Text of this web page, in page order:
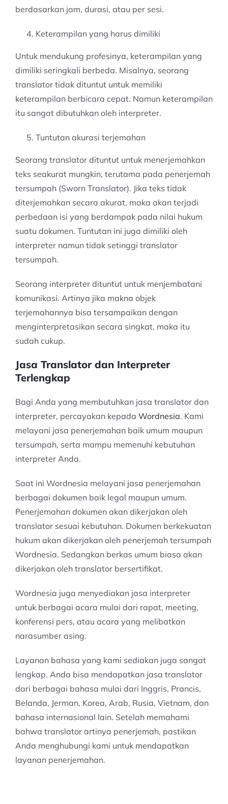
berdasarkan jam, durasi, atau per sesi.
Keterampilan yang harus dimiliki
Untuk mendukung profesinya, keterampilan yang
dimiliki seringkali berbeda. Misalnya, seorang
translator tidak dituntut untuk memiliki
keterampilan berbicara cepat. Namun keterampilan
itu sangat dibutuhkan oleh interpreter.
Tuntutan akurasi terjemahan
Seorang translator dituntut untuk menerjemahkan
teks seakurat mungkin, terutama pada penerjemah
tersumpah (Sworn Translator). Jika teks tidak
diterjemahkan secara akurat, maka akan terjadi
perbedaan isi yang berdampak pada nilai hukum
suatu dokumen. Tuntutan ini juga dimiliki oleh
interpreter namun tidak setinggi translator
tersumpah.
Seorang interpreter dituntut untuk menjembatani
komunikasi. Artinya jika makna objek
terjemahannya bisa tersampaikan dengan
menginterpretasikan secara singkat, maka itu
sudah cukup.
Jasa Translator dan Interpreter
Terlengkap
Bagi Anda yang membutuhkan jasa translator dan
interpreter, percayakan kepada Wordnesia. Kami
melayani jasa penerjemahan baik umum maupun
tersumpah, serta mampu memenuhi kebutuhan
interpreter Anda.
Saat ini Wordnesia melayani jasa penerjemahan
berbagai dokumen baik legal maupun umum.
Penerjemahan dokumen akan dikerjakan oleh
translator sesuai kebutuhan. Dokumen berkekuatan
hukum akan dikerjakan oleh penerjemah tersumpah
Wordnesia. Sedangkan berkas umum biasa akan
dikerjakan oleh translator bersertifikat.
Wordnesia juga menyediakan jasa interpreter
untuk berbagai acara mulai dari rapat, meeting,
konferensi pers, atau acara yang melibatkan
narasumber asing.
Layanan bahasa yang kami sediakan juga sangat
lengkap. Anda bisa mendapatkan jasa translator
dari berbagai bahasa mulai dari Inggris, Prancis,
Belanda, Jerman, Korea, Arab, Rusia, Vietnam, dan
bahasa internasional lain. Setelah memahami
bahwa translator artinya penerjemah, pastikan
Anda menghubungi kami untuk mendapatkan
layanan penerjemahan.